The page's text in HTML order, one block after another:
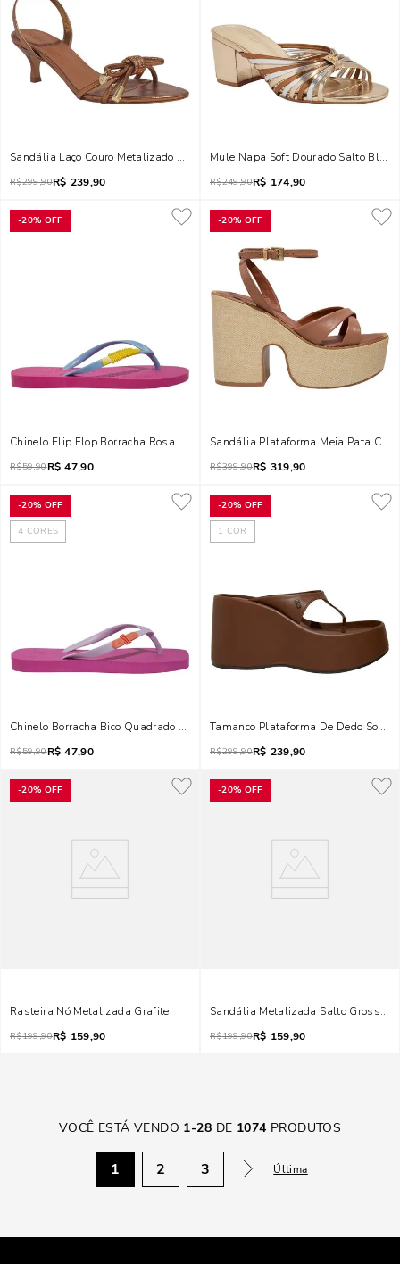
Sandália Laço Couro Metalizado Bronze Salto Baixo Fino
R$299,90R$ 239,90
Mule Napa Soft Dourado Salto Bloco
R$249,90R$ 174,90
-20% OFF
Chinelo Flip Flop Borracha Rosa Fúcsia
R$59,90R$ 47,90
-20% OFF
Sandália Plataforma Meia Pata
R$399,90R$ 319,90
-20% OFF
4 CORES
Chinelo Borracha Bico Quadrado Rosa Fúcsia
R$59,90R$ 47,90
-20% OFF
1 COR
Tamanco Plataforma De Dedo Soft
R$299,90R$ 239,90
-20% OFF
Rasteira Nó Metalizada Grafite
R$199,90R$ 159,90
-20% OFF
Sandália Metalizada Salto Grosso
R$199,90R$ 159,90
VOCÊ ESTÁ VENDO 1-28 DE 1074 PRODUTOS
1 2 3 Última